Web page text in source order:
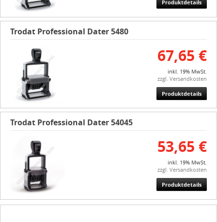
Produktdetails
Trodat Professional Dater 5480
67,65 €
inkl. 19% MwSt.
zzgl. Versandkosten
Produktdetails
Trodat Professional Dater 54045
53,65 €
inkl. 19% MwSt.
zzgl. Versandkosten
Produktdetails